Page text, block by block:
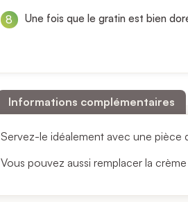
Une fois que le gratin est bien
Informations complémentaires
Servez-le idéalement avec une
Vous pouvez aussi remplacer la